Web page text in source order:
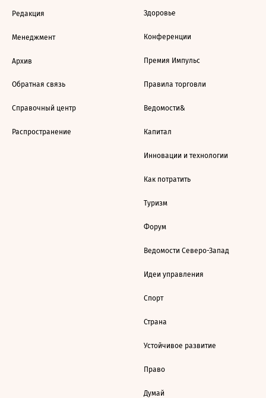
Редакция
Менеджмент
Архив
Обратная связь
Справочный центр
Распространение
Здоровье
Конференции
Премия Импульс
Правила торговли
Ведомости&
Капитал
Инновации и технологии
Как потратить
Туризм
Форум
Ведомости Северо-Запад
Идеи управления
Спорт
Страна
Устойчивое развитие
Право
Думай